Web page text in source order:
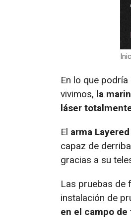
En lo que
vivimos, la
láser
El arma
capaz de
gracias a su
Las pruebas de
instalación de
en el campo